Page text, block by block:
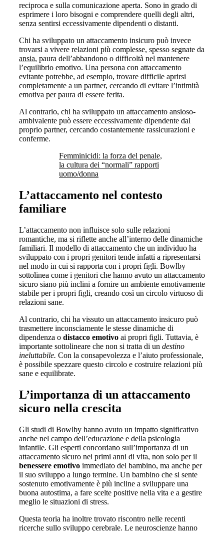
reciproca e sulla comunicazione aperta. Sono in grado di
esprimere i loro bisogni e comprendere quelli degli altri,
senza sentirsi eccessivamente dipendenti o distanti.
Chi ha sviluppato un attaccamento insicuro può invece
trovarsi a vivere relazioni più complesse, spesso segnate da
ansia, paura dell’abbandono o difficoltà nel mantenere
l’equilibrio emotivo. Una persona con attaccamento
evitante potrebbe, ad esempio, trovare difficile aprirsi
completamente a un partner, cercando di evitare l’intimità
emotiva per paura di essere ferita.
Al contrario, chi ha sviluppato un attaccamento ansioso-
ambivalente può essere eccessivamente dipendente dal
proprio partner, cercando costantemente rassicurazioni e
conferme.
Femminicidi: la forza del penale,
la cultura dei “normali” rapporti
uomo/donna
L’attaccamento nel contesto
familiare
L’attaccamento non influisce solo sulle relazioni
romantiche, ma si riflette anche all’interno delle dinamiche
familiari. Il modello di attaccamento che un individuo ha
sviluppato con i propri genitori tende infatti a ripresentarsi
nel modo in cui si rapporta con i propri figli. Bowlby
sottolinea come i genitori che hanno avuto un attaccamento
sicuro siano più inclini a fornire un ambiente emotivamente
stabile per i propri figli, creando così un circolo virtuoso di
relazioni sane.
Al contrario, chi ha vissuto un attaccamento insicuro può
trasmettere inconsciamente le stesse dinamiche di
dipendenza o distacco emotivo ai propri figli. Tuttavia, è
importante sottolineare che non si tratta di un destino
ineluttabile. Con la consapevolezza e l’aiuto professionale,
è possibile spezzare questo circolo e costruire relazioni più
sane e equilibrate.
L’importanza di un attaccamento
sicuro nella crescita
Gli studi di Bowlby hanno avuto un impatto significativo
anche nel campo dell’educazione e della psicologia
infantile. Gli esperti concordano sull’importanza di un
attaccamento sicuro nei primi anni di vita, non solo per il
benessere emotivo immediato del bambino, ma anche per
il suo sviluppo a lungo termine. Un bambino che si sente
sostenuto emotivamente è più incline a sviluppare una
buona autostima, a fare scelte positive nella vita e a gestire
meglio le situazioni di stress.
Questa teoria ha inoltre trovato riscontro nelle recenti
ricerche sullo sviluppo cerebrale. Le neuroscienze hanno